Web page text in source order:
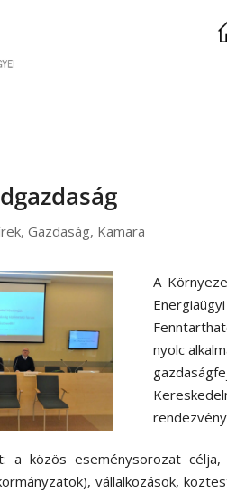
,Gazdaság, Kamara
A
nyolc
a közös eseménysorozat
vállalkozások,